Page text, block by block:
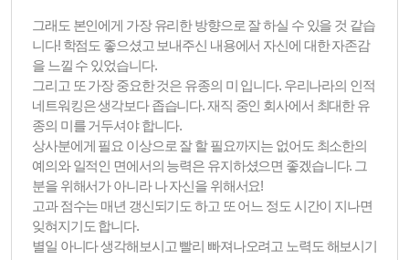
그래도 본인에게 가장 유리한 방향으로 잘 하실 수 있을 것 같습
니다! 학점도 좋으셨고 보내주신 내용에서 자신에 대한 자존감
을 느낄 수 있었습니다.
그리고 또 가장 중요한 것은 유종의 미 입니다. 우리나라의 인적
네트워킹은 생각보다 좁습니다. 재직 중인 회사에서 최대한 유
종의 미를 거두셔야 합니다.
상사분에게 필요 이상으로 잘 할 필요까지는 없어도 최소한의
예의와 일적인 면에서의 능력은 유지하셨으면 좋겠습니다. 그
분을 위해서가 아니라 나 자신을 위해서요!
고과 점수는 매년 갱신되기도 하고 또 어느 정도 시간이 지나면
잊혀지기도 합니다.
별일 아니다 생각해보시고 빨리 빠져나오려고 노력도 해보시기